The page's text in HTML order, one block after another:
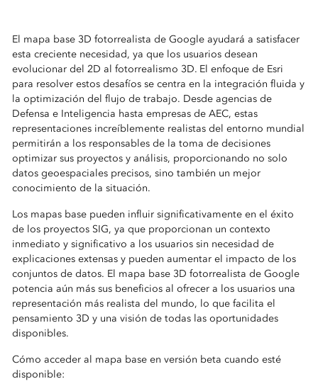
El mapa base 3D fotorrealista de Google ayudará a satisfacer
esta creciente necesidad, ya que los usuarios desean
evolucionar del 2D al fotorrealismo 3D. El enfoque de Esri
para resolver estos desafíos se centra en la integración fluida y
la optimización del flujo de trabajo. Desde agencias de
Defensa e Inteligencia hasta empresas de AEC, estas
representaciones increíblemente realistas del entorno mundial
permitirán a los responsables de la toma de decisiones
optimizar sus proyectos y análisis, proporcionando no solo
datos geoespaciales precisos, sino también un mejor
conocimiento de la situación.
Los mapas base pueden influir significativamente en el éxito
de los proyectos SIG, ya que proporcionan un contexto
inmediato y significativo a los usuarios sin necesidad de
explicaciones extensas y pueden aumentar el impacto de los
conjuntos de datos. El mapa base 3D fotorrealista de Google
potencia aún más sus beneficios al ofrecer a los usuarios una
representación más realista del mundo, lo que facilita el
pensamiento 3D y una visión de todas las oportunidades
disponibles.
Cómo acceder al mapa base en versión beta cuando esté
disponible: